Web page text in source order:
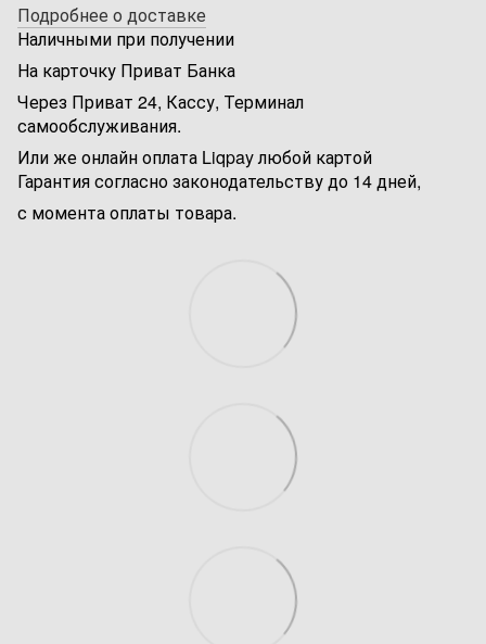
Подробнее о доставке
Наличными при получении
На карточку Приват Банка
Через Приват 24, Кассу, Терминал
самообслуживания.
Или же онлайн оплата Liqpay любой картой
Гарантия согласно законодательству до 14 дней,
с момента оплаты товара.